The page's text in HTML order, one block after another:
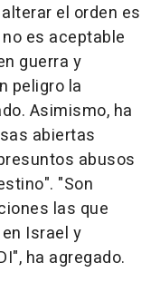
el orden es
es aceptable
guerra y
peligro la
Asimismo, ha
abiertas
abusos
"Son
las que
Israel y
ha agregado.